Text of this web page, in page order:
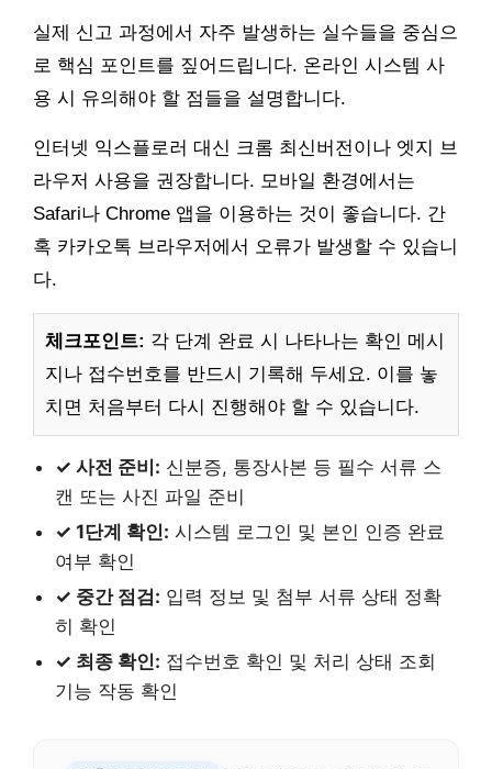
실제 신고 과정에서 자주 발생하는 실수들을 중심으
로 핵심 포인트를 짚어드립니다. 온라인 시스템 사
용 시 유의해야 할 점들을 설명합니다.
인터넷 익스플로러 대신 크롬 최신버전이나 엣지 브
라우저 사용을 권장합니다. 모바일 환경에서는
Safari나 Chrome 앱을 이용하는 것이 좋습니다. 간
혹 카카오톡 브라우저에서 오류가 발생할 수 있습니
다.
체크포인트: 각 단계 완료 시 나타나는 확인 메시
지나 접수번호를 반드시 기록해 두세요. 이를 놓
치면 처음부터 다시 진행해야 할 수 있습니다.
✓ 사전 준비: 신분증, 통장사본 등 필수 서류 스
캔 또는 사진 파일 준비
✓ 1단계 확인: 시스템 로그인 및 본인 인증 완료
여부 확인
✓ 중간 점검: 입력 정보 및 첨부 서류 상태 정확
히 확인
✓ 최종 확인: 접수번호 확인 및 처리 상태 조회
기능 작동 확인